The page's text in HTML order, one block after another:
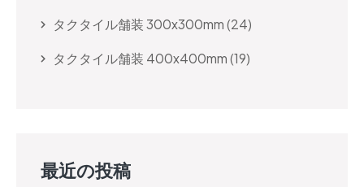
タクタイル舗装 300x300mm 24
タクタイル舗装 400x400mm 19
最近の投稿